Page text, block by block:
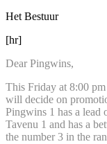
Het Bestuur
[hr]
Dear Pingwins,
This Friday at 8:00
will decide on
Pingwins 1 has a lead
Tavenu 1 and has a
the number 3 in the